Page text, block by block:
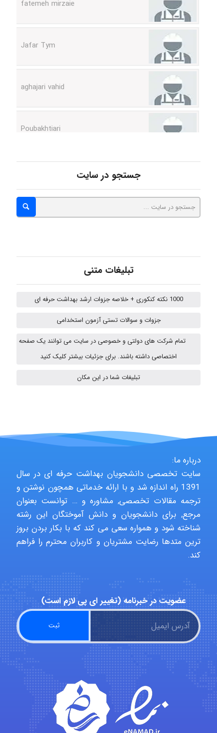
hosein abdolvand
A.balandeh
Jafar Tym
aghajari vahid
Poubakhtiari
hosein abdolvand
Kati
emami
جستجو در سایت
تبلیغات متنی
1000 نکته کنکوری + خلاصه جزوات ارشد بهداشت حرفه ای
جزوات و سوالات تستی آزمون استخدامی
تمام شرکت های دولتی و خصوصی در سایت می توانند یک صفحه
اختصاصی داشته باشند. برای جزئیات بیشتر کلیک کنید
تبلیغات شما در این مکان
درباره ما:
سایت تخصصی دانشجویان بهداشت حرفه ای در سال
1391 راه اندازه شد و با ارائه خدماتی همچون نوشتن و
ترجمه مقالات تخصصی, مشاوره و … توانست بعنوان
مرجع, برای دانشجویان و دانش آموختگان این رشته
شناخته شود و همواره سعی می کند که با بکار بردن بروز
ترین متدها رضایت مشتریان و کاربران محترم را فراهم
کند.
عضویت در خبرنامه (تغییر ای پی لازم است)